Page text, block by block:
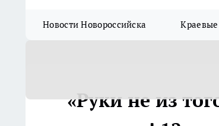
Новости Новороссийска
«Руки не из